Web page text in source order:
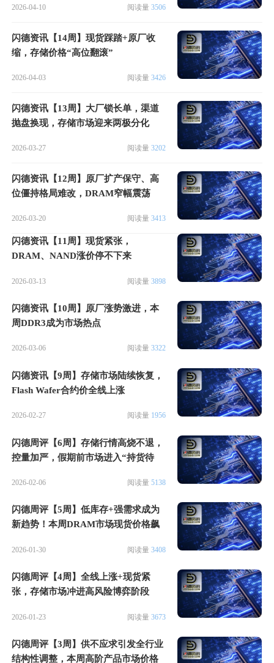
2026-04-10 阅读量 3506
闪德资讯【14周】现货踩踏+原厂收
缩，存储价格“高位翻滚”
2026-04-03 阅读量 3426
闪德资讯【13周】大厂锁长单，渠道
抛盘换现，存储市场迎来两极分化
2026-03-27 阅读量 3202
闪德资讯【12周】原厂扩产保守、高
位僵持格局难改，DRAM窄幅震荡
2026-03-20 阅读量 3413
闪德资讯【11周】现货紧张，
DRAM、NAND涨价停不下来
2026-03-13 阅读量 3898
闪德资讯【10周】原厂涨势激进，本
周DDR3成为市场热点
2026-03-06 阅读量 3322
闪德资讯【9周】存储市场陆续恢复，
Flash Wafer合约价全线上涨
2026-02-27 阅读量 1956
闪德周评【6周】存储行情高烧不退，
控量加严，假期前市场进入“持货待
2026-02-06 阅读量 5138
闪德周评【5周】低库存+强需求成为
新趋势！本周DRAM市场现货价格飙
2026-01-30 阅读量 3408
闪德周评【4周】全线上涨+现货紧
张，存储市场冲进高风险博弈阶段
2026-01-23 阅读量 3673
闪德周评【3周】供不应求引发全行业
结构性调整，本周高阶产品市场价格